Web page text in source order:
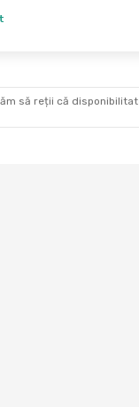
să reții că